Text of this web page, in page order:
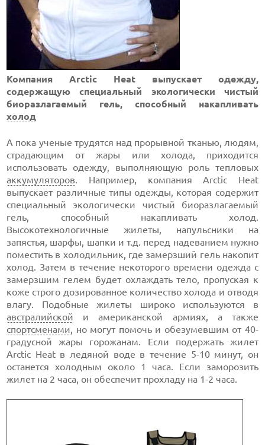
Компания Arctic Heat выпускает одежду,
содержащую специальный экологически чистый
биоразлагаемый гель, способный накапливать
холод
А пока ученые трудятся над прорывной тканью, людям,
страдающим от жары или холода, приходится
использовать одежду, выполняющую роль тепловых
аккумуляторов. Например, компания Arctic Heat
выпускает различные типы одежды, которая содержит
специальный экологически чистый биоразлагаемый
гель, способный накапливать холод.
Высокотехнологичные жилеты, напульсники на
запястья, шарфы, шапки и т.д. перед надеванием нужно
поместить в холодильник, где замерзший гель накопит
холод. Затем в течение некоторого времени одежда с
замерзшим гелем будет охлаждать тело, пропуская к
коже строго дозированное количество холода и отводя
влагу. Подобные жилеты широко используются в
австралийской и американской армиях, а также
спортсменами, но могут помочь и обезумевшим от 40-
градусной жары горожанам. Если подержать жилет
Arctic Heat в ледяной воде в течение 5-10 минут, он
останется холодным около 1 часа. Если заморозить
жилет на 2 часа, он обеспечит прохладу на 1-2 часа.